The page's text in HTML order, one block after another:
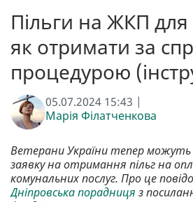
Пільги на ЖКП для
як отримати за
процедурою
05.07.2024 15:43 |
Марія Філатченкова
Ветерани України тепер
заявку на отримання пільг на
комунальних послуг. Про це
Дніпровська порадниця з